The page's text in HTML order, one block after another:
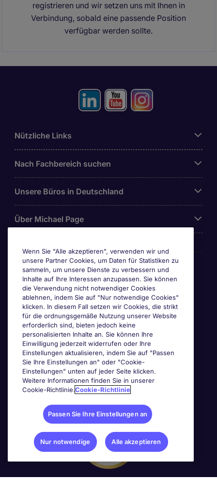
registrieren und wir setzen uns mit Ihnen in
Verbindung, sobald eine passende Position
verfügbar werden sollte.
Nützliche Links
Nach Fachbereich suchen
Unsere Büros in Deutschland
Über Michael Page
Awards & Zertifizierungen
Wenn Sie "Alle akzeptieren", verwenden wir und
unsere Partner Cookies, um Daten für Statistiken zu
sammeln, um unsere Dienste zu verbessern und
Inhalte auf Ihre Interessen anzupassen. Sie können
die Verwendung nicht notwendiger Cookies
ablehnen, indem Sie auf "Nur notwendige Cookies"
klicken. In diesem Fall setzen wir Cookies, die strikt
für die ordnungsgemäße Nutzung unserer Website
erforderlich sind, bieten jedoch keine
personalisierten Inhalte an. Sie können Ihre
Einwilligung jederzeit widerrufen oder Ihre
Einstellungen aktualisieren, indem Sie auf "Passen
Sie Ihre Einstellungen an" oder "Cookie-
Einstellungen" unten auf jeder Seite klicken.
Weitere Informationen finden Sie in unserer
Cookie-Richtlinie.Cookie-Richtlinie
Passen Sie Ihre Einstellungen an
Nur notwendige Alle akzeptieren